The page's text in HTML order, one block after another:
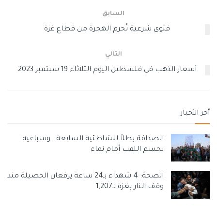
السابق
فتوى شرعية تُحرم الهجرة من قطاع غزة
التالي
أسعار الذهب في فلسطين اليوم الثلاثاء 19 سبتمبر 2023
أخر الأخبار
الصداقة بطلاً للشاطئية السابعة.. وسباعية
تحسم اللقب أمام نماء
الصحة: 4 شهداء بـ24 ساعة يرفعان الحصيلة منذ
وقف النار بغزة لـ1,207